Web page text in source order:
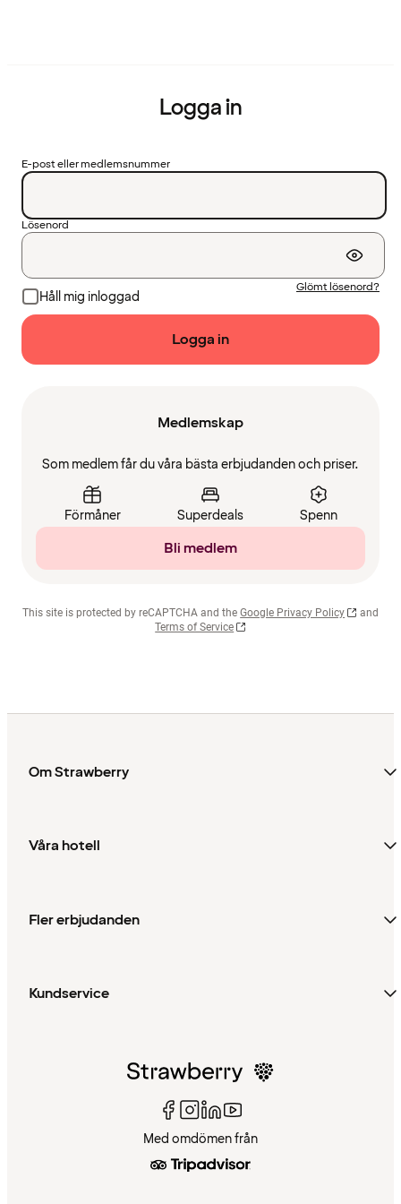
Logga in
E-post eller medlemsnummer
Lösenord
Håll mig inloggad
Glömt lösenord?
Logga in
Medlemskap
Som medlem får du våra bästa erbjudanden och priser.
Förmåner Superdeals Spenn
Bli medlem
This site is protected by reCAPTCHA and the Google Privacy Policy
and
Terms of Service
Om Strawberry
Våra hotell
Fler erbjudanden
Kundservice
Med omdömen från